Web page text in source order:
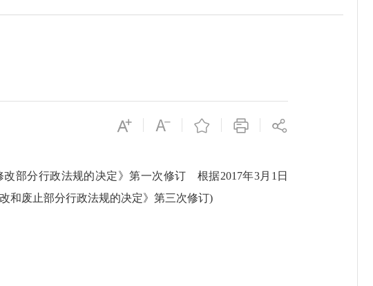
部分行政法规的决定》第一次修订 根据2017年3月1日
和废止部分行政法规的决定》第三次修订)